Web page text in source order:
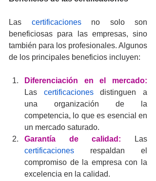
Las certificaciones no solo son
beneficiosas para las empresas, sino
también para los profesionales. Algunos
de los principales beneficios incluyen:
Diferenciación en el mercado:
Las certificaciones distinguen a
una organización de la
competencia, lo que es esencial en
un mercado saturado.
Garantía de calidad:
certificaciones respaldan el
compromiso de la empresa con la
excelencia en la calidad.